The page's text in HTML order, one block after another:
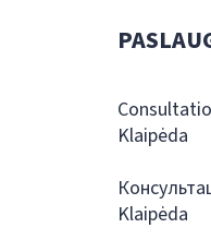
Klaipėda
Klaipėda